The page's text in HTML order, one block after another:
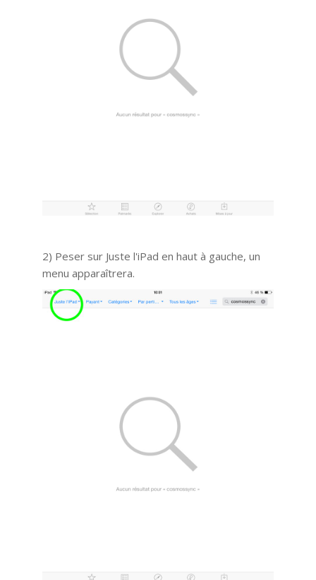
2) Peser sur Juste l'iPad en haut à gauche, un
menu apparaîtrera.